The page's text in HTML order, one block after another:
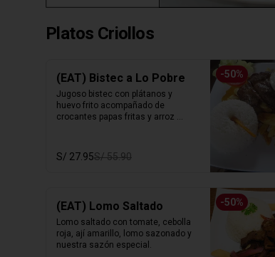
Platos Criollos
-50%
(EAT) Bistec a Lo Pobre
Jugoso bistec con plátanos y
huevo frito acompañado de
crocantes papas fritas y arroz
S/ 27.95S/ 55.90
-50%
(EAT) Lomo Saltado
Lomo saltado con tomate, cebolla
roja, ají amarillo, lomo sazonado y
nuestra sazón especial.